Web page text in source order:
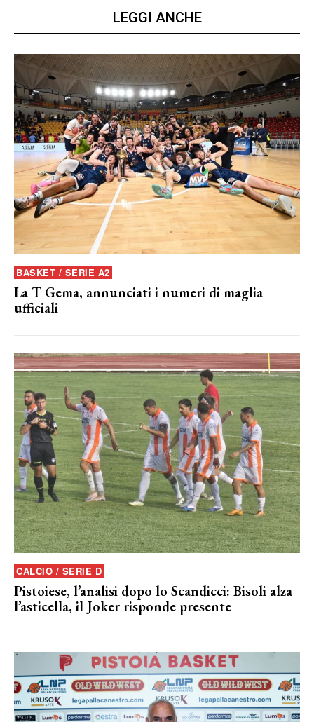
LEGGI ANCHE
BASKET / SERIE A2
La T Gema, annunciati i numeri di maglia
ufficiali
CALCIO / SERIE D
Pistoiese, l’analisi dopo lo Scandicci: Bisoli alza
l’asticella, il Joker risponde presente